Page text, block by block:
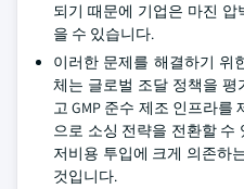
되기 때문에 기업은 마진 압
을 수 있습니다.
이러한 문제를 해결하기 위
체는 글로벌 조달 정책을
고 GMP 준수 제조 인프라를
으로 소싱 전략을 전환할 수
저비용 투입에 크게 의존하
것입니다.